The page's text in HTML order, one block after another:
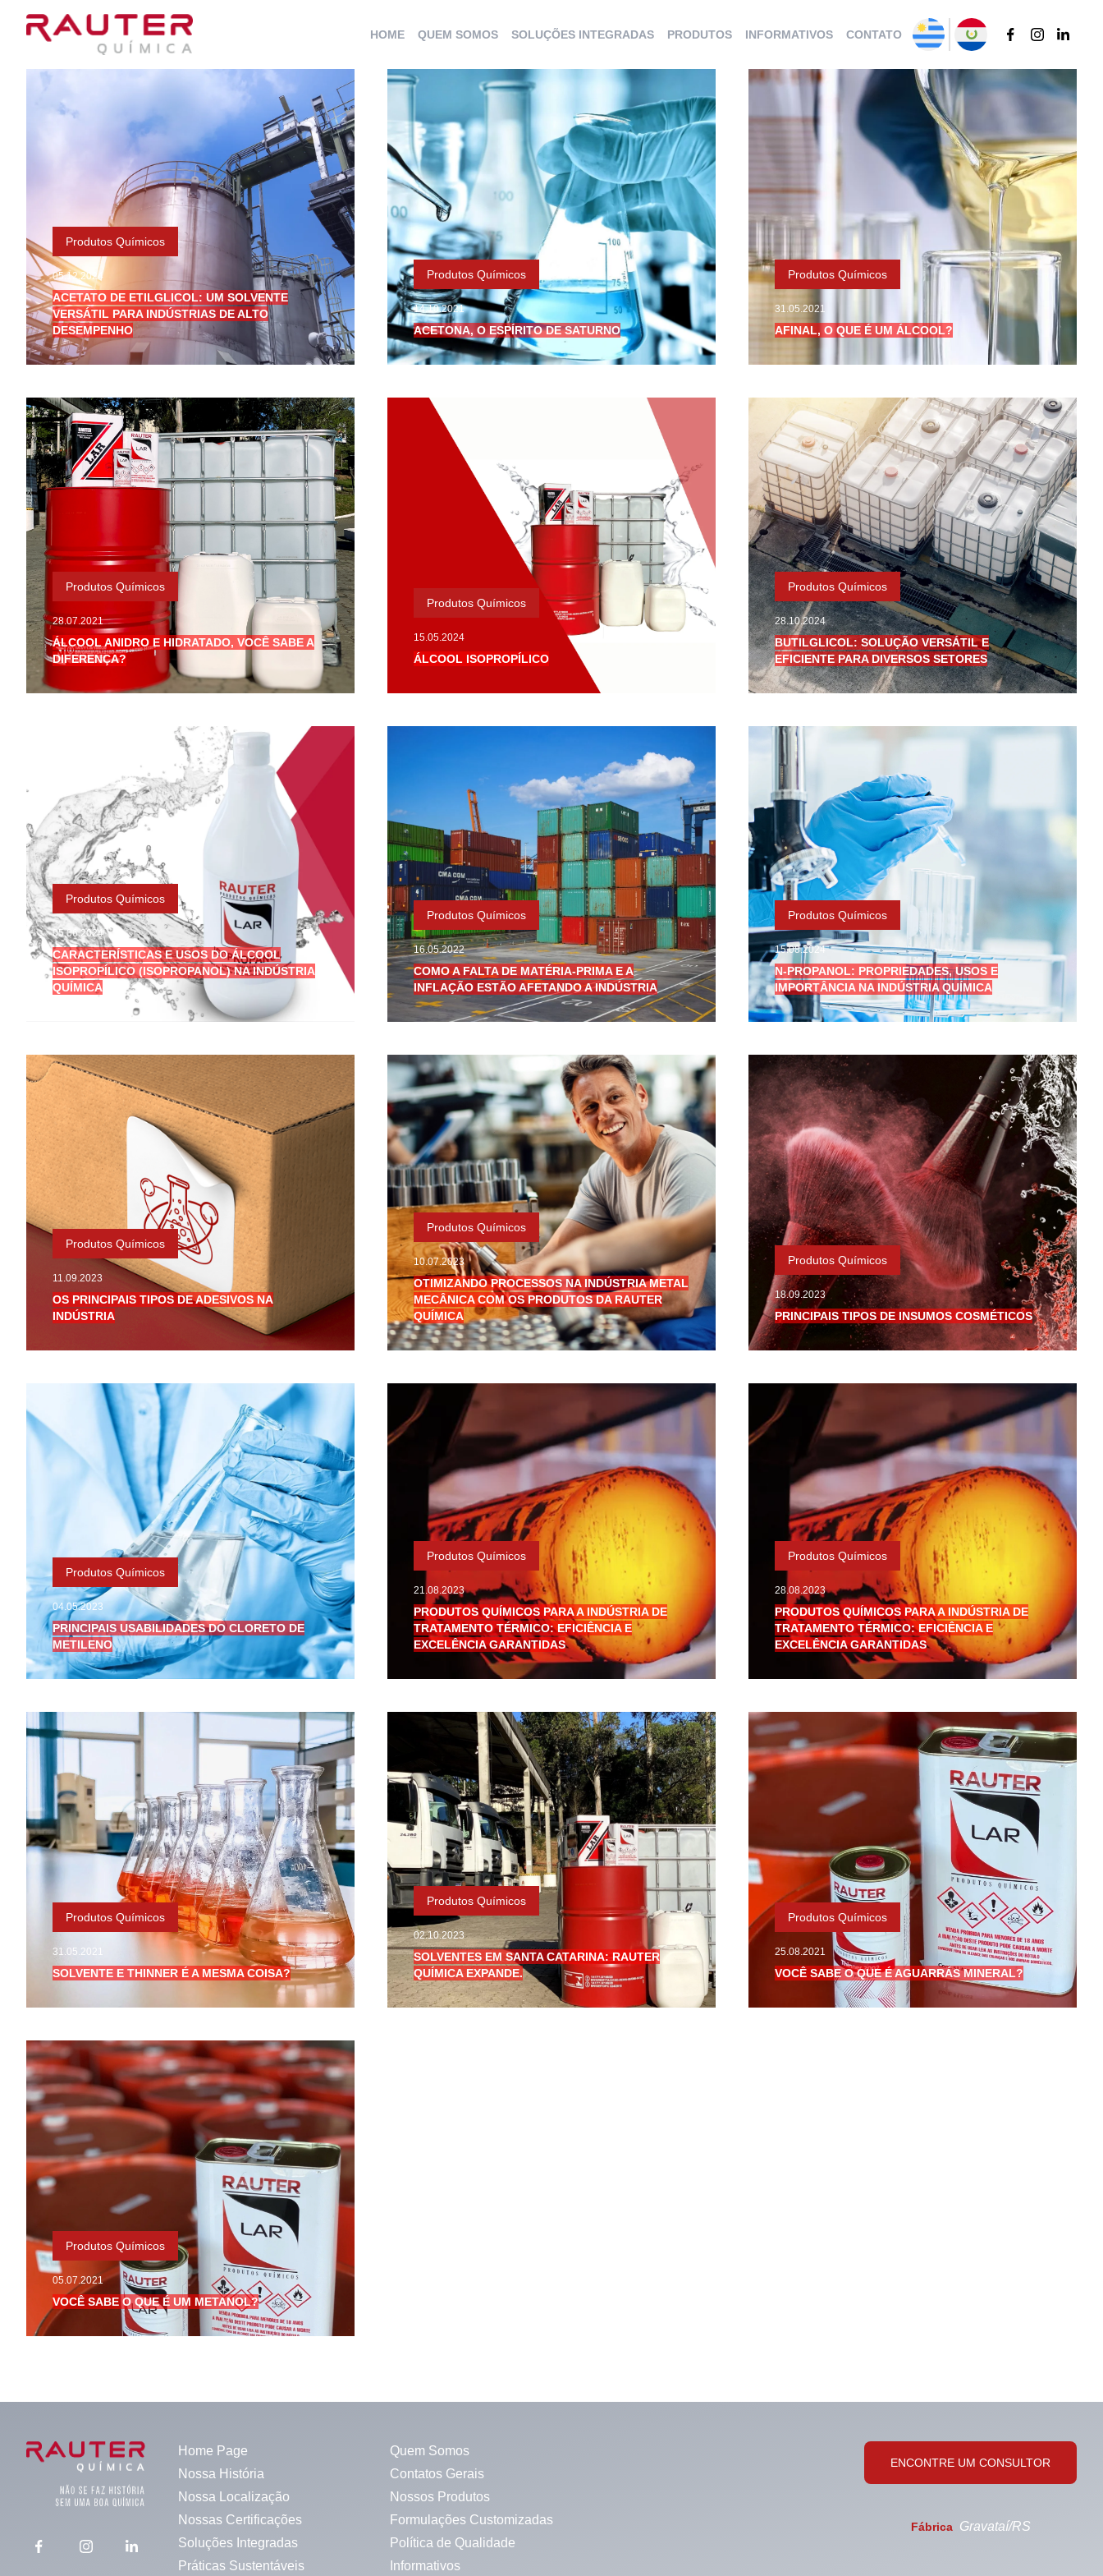
HOME QUEM SOMOS SOLUÇÕES INTEGRADAS PRODUTOS INFORMATIVOS CONTATO
Produtos Químicos
05.12.2024
ACETATO DE ETILGLICOL: UM SOLVENTE
VERSÁTIL PARA INDÚSTRIAS DE ALTO
DESEMPENHO
Produtos Químicos
14.10.2021
ACETONA, O ESPÍRITO DE SATURNO
Produtos Químicos
31.05.2021
AFINAL, O QUE É UM ÁLCOOL?
Produtos Químicos
28.07.2021
ÁLCOOL ANIDRO E HIDRATADO, VOCÊ SABE A
DIFERENÇA?
Produtos Químicos
15.05.2024
ÁLCOOL ISOPROPÍLICO
Produtos Químicos
28.10.2024
BUTILGLICOL: SOLUÇÃO VERSÁTIL E
EFICIENTE PARA DIVERSOS SETORES
Produtos Químicos
05.06.2024
CARACTERÍSTICAS E USOS DO ÁLCOOL
ISOPROPÍLICO (ISOPROPANOL) NA INDÚSTRIA
QUÍMICA
Produtos Químicos
16.05.2022
COMO A FALTA DE MATÉRIA-PRIMA E A
INFLAÇÃO ESTÃO AFETANDO A INDÚSTRIA
Produtos Químicos
15.08.2024
N-PROPANOL: PROPRIEDADES, USOS E
IMPORTÂNCIA NA INDÚSTRIA QUÍMICA
Produtos Químicos
11.09.2023
OS PRINCIPAIS TIPOS DE ADESIVOS NA
INDÚSTRIA
Produtos Químicos
10.07.2023
OTIMIZANDO PROCESSOS NA INDÚSTRIA METAL
MECÂNICA COM OS PRODUTOS DA RAUTER
QUÍMICA
Produtos Químicos
18.09.2023
PRINCIPAIS TIPOS DE INSUMOS COSMÉTICOS
Produtos Químicos
04.05.2023
PRINCIPAIS USABILIDADES DO CLORETO DE
METILENO
Produtos Químicos
21.08.2023
PRODUTOS QUÍMICOS PARA A INDÚSTRIA DE
TRATAMENTO TÉRMICO: EFICIÊNCIA E
EXCELÊNCIA GARANTIDAS
Produtos Químicos
28.08.2023
PRODUTOS QUÍMICOS PARA A INDÚSTRIA DE
TRATAMENTO TÉRMICO: EFICIÊNCIA E
EXCELÊNCIA GARANTIDAS
Produtos Químicos
31.05.2021
SOLVENTE E THINNER É A MESMA COISA?
Produtos Químicos
02.10.2023
SOLVENTES EM SANTA CATARINA: RAUTER
QUÍMICA EXPANDE.
Produtos Químicos
25.08.2021
VOCÊ SABE O QUE É AGUARRÁS MINERAL?
Produtos Químicos
05.07.2021
VOCÊ SABE O QUE É UM METANOL?
Home Page
Quem Somos
Nossa História
Contatos Gerais
Nossa Localização
Nossos Produtos
Nossas Certificações
Formulações Customizadas
Soluções Integradas
Política de Qualidade
Práticas Sustentáveis
Informativos
ENCONTRE UM CONSULTOR
Fábrica Gravataí/RS